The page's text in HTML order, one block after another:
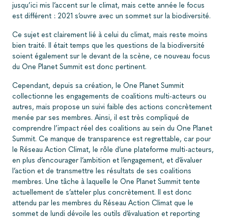
jusqu’ici mis l’accent sur le climat, mais cette année le focus
est différent : 2021 s’ouvre avec un sommet sur la biodiversité.
Ce sujet est clairement lié à celui du climat, mais reste moins
bien traité. Il était temps que les questions de la biodiversité
soient également sur le devant de la scène, ce nouveau focus
du One Planet Summit est donc pertinent.
Cependant, depuis sa création, le One Planet Summit
collectionne les engagements de coalitions multi-acteurs ou
autres, mais propose un suivi faible des actions concrètement
menée par ses membres. Ainsi, il est très compliqué de
comprendre l’impact réel des coalitions au sein du One Planet
Summit. Ce manque de transparence est regrettable, car pour
le Réseau Action Climat, le rôle d’une plateforme multi-acteurs,
en plus d’encourager l’ambition et l’engagement, et d’évaluer
l’action et de transmettre les résultats de ses coalitions
membres. Une tâche à laquelle le One Planet Summit tente
actuellement de s’atteler plus concrètement. Il est donc
attendu par les membres du Réseau Action Climat que le
sommet de lundi dévoile les outils d’évaluation et reporting